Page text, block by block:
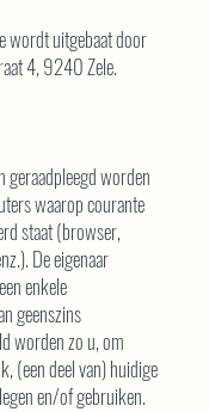
wordt uitgebaat door
4, 9240 Zele.
geraadpleegd worden
waarop courante
staat (browser,
De eigenaar
enkele
geenszins
worden zo u, om
(een deel van) huidige
en/of gebruiken.